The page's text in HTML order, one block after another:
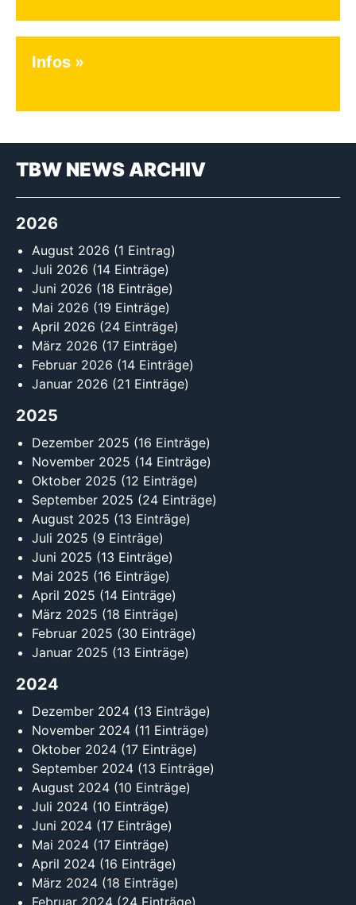
Infos
TBW NEWS ARCHIV
2026
August 2026 (1 Eintrag)
Juli 2026 (14 Einträge)
Juni 2026 (18 Einträge)
Mai 2026 (19 Einträge)
April 2026 (24 Einträge)
März 2026 (17 Einträge)
Februar 2026 (14 Einträge)
Januar 2026 (21 Einträge)
2025
Dezember 2025 (16 Einträge)
November 2025 (14 Einträge)
Oktober 2025 (12 Einträge)
September 2025 (24 Einträge)
August 2025 (13 Einträge)
Juli 2025 (9 Einträge)
Juni 2025 (13 Einträge)
Mai 2025 (16 Einträge)
April 2025 (14 Einträge)
März 2025 (18 Einträge)
Februar 2025 (30 Einträge)
Januar 2025 (13 Einträge)
2024
Dezember 2024 (13 Einträge)
November 2024 (11 Einträge)
Oktober 2024 (17 Einträge)
September 2024 (13 Einträge)
August 2024 (10 Einträge)
Juli 2024 (10 Einträge)
Juni 2024 (17 Einträge)
Mai 2024 (17 Einträge)
April 2024 (16 Einträge)
März 2024 (18 Einträge)